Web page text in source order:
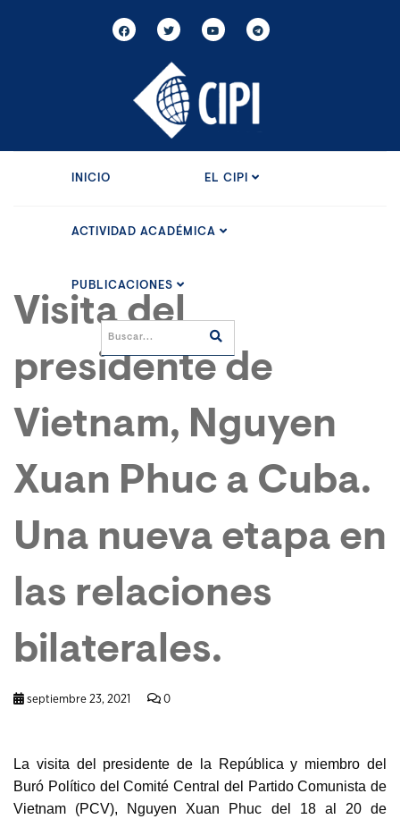
INICIO EL CIPI
ACTIVIDAD ACADÉMICA
PUBLICACIONES
Visita del
presidente de
Vietnam, Nguyen
Xuan Phuc a Cuba.
Una nueva etapa en
las relaciones
bilaterales.
septiembre 23, 2021 0
La visita del presidente de la República y miembro del
Buró Político del Comité Central del Partido Comunista de
Vietnam (PCV), Nguyen Xuan Phuc del 18 al 20 de